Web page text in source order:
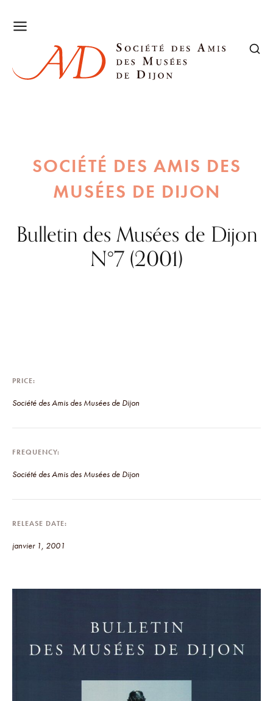
SOCIÉTÉ DES AMIS DES
MUSÉES DE DIJON
Bulletin des Musées de Dijon
N°7 (2001)
PRICE
Société des Amis des Musées de Dijon
FREQUENCY
Société des Amis des Musées de Dijon
RELEASE DATE
janvier 1, 2001